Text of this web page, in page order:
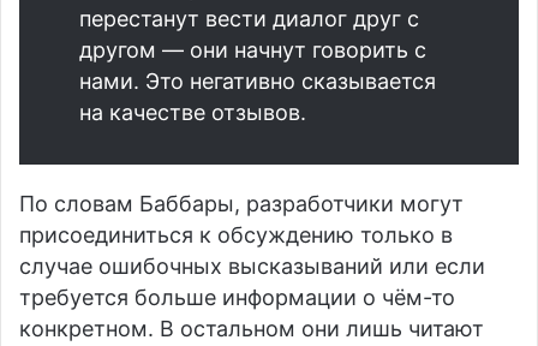
перестанут вести диалог друг с
другом — они начнут говорить с
нами. Это негативно сказывается
на качестве отзывов.
По словам Баббары, разработчики могут
присоединиться к обсуждению только в
случае ошибочных высказываний или если
требуется больше информации о чём-то
конкретном. В остальном они лишь читают